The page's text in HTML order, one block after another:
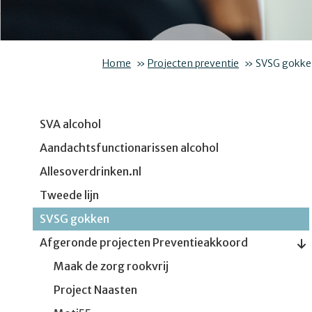
Home » Projecten preventie » SVSG
SVA alcohol
Aandachtsfunctionarissen alcohol
Allesoverdrinken.nl
Tweede lijn
SVSG gokken
Afgeronde projecten Preventieakkoord
Maak de zorg rookvrij
Project Naasten